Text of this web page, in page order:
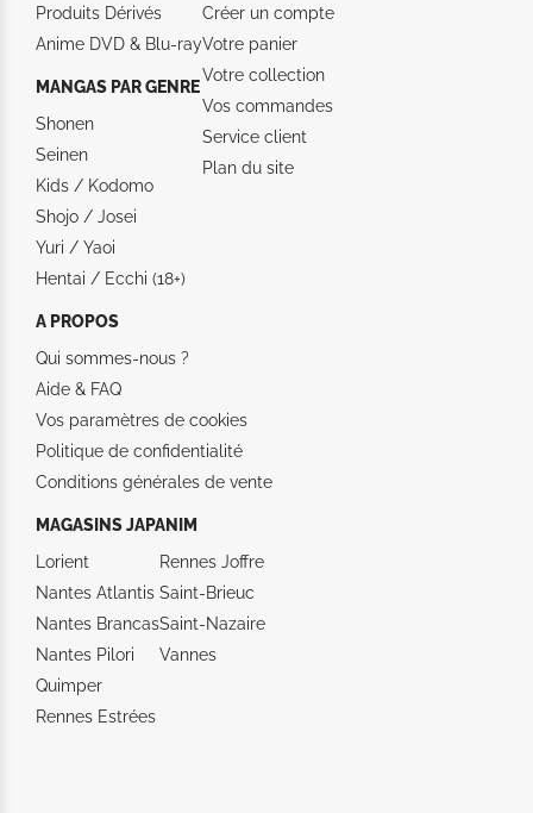
Produits Dérivés
Anime DVD & Blu‑ray
MANGAS PAR GENRE
Shonen
Seinen
Kids / Kodomo
Shojo / Josei
Yuri / Yaoi
Hentai / Ecchi (18+)
Créer un compte
Votre panier
Votre collection
Vos commandes
Service client
Plan du site
A PROPOS
Qui sommes-nous ?
Aide & FAQ
Vos paramètres de cookies
Politique de confidentialité
Conditions générales de vente
MAGASINS JAPANIM
Lorient
Nantes Atlantis
Nantes Brancas
Nantes Pilori
Quimper
Rennes Estrées
Rennes Joffre
Saint-Brieuc
Saint-Nazaire
Vannes